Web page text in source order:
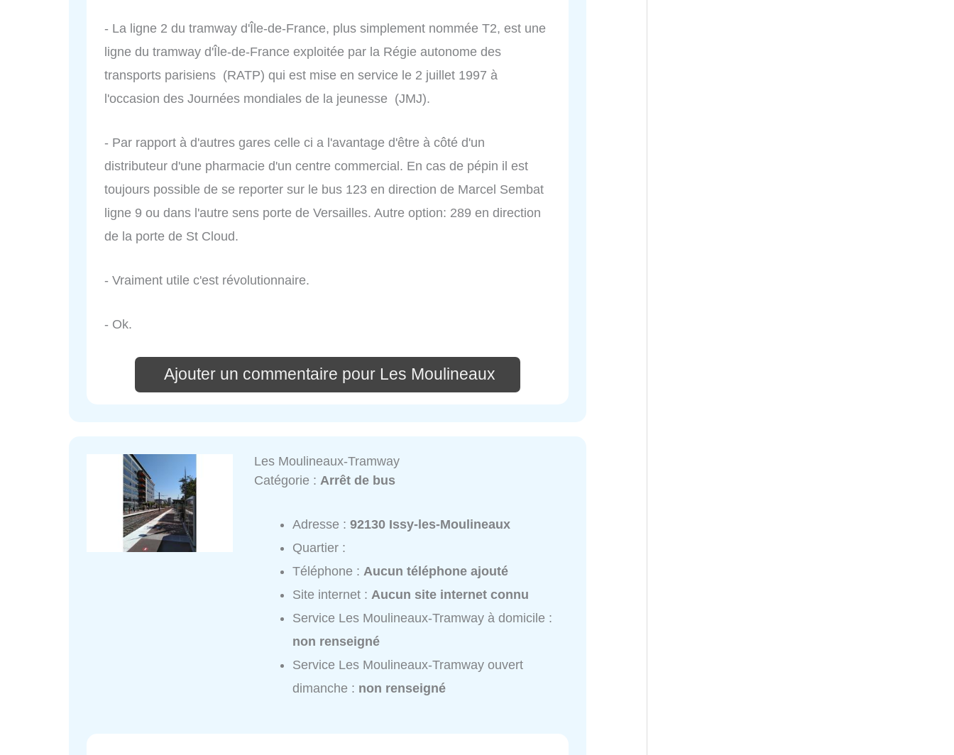
- La ligne 2 du tramway d'Île-de-France, plus simplement nommée T2, est une
ligne du tramway d'Île-de-France exploitée par la Régie autonome des
transports parisiens (RATP) qui est mise en service le 2 juillet 1997 à
l'occasion des Journées mondiales de la jeunesse (JMJ).
- Par rapport à d'autres gares celle ci a l'avantage d'être à côté d'un
distributeur d'une pharmacie d'un centre commercial. En cas de pépin il est
toujours possible de se reporter sur le bus 123 en direction de Marcel Sembat
ligne 9 ou dans l'autre sens porte de Versailles. Autre option: 289 en direction
de la porte de St Cloud.
- Vraiment utile c'est révolutionnaire.
- Ok.
Ajouter un commentaire pour Les Moulineaux
Les Moulineaux-Tramway
Catégorie :Arrêt de bus
Adresse :92130 Issy-les-Moulineaux
Quartier :
Téléphone :Aucun téléphone ajouté
Site internet :Aucun site internet connu
Service Les Moulineaux-Tramway à domicile :
non renseigné
Service Les Moulineaux-Tramway ouvert
dimanche : non renseigné